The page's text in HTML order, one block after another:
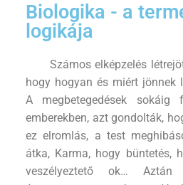
Biologika - a
logikája
Számos elképzelés
hogy hogyan és miért jönnek
A megbetegedések sokáig
emberekben, azt gondolták,
ez elromlás, a test
átka, Karma, hogy büntetés,
veszélyeztető ok…